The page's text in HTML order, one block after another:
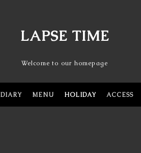
LAPSE TIME
Welcome to our homepage
DIARY MENU HOLIDAY ACCESS